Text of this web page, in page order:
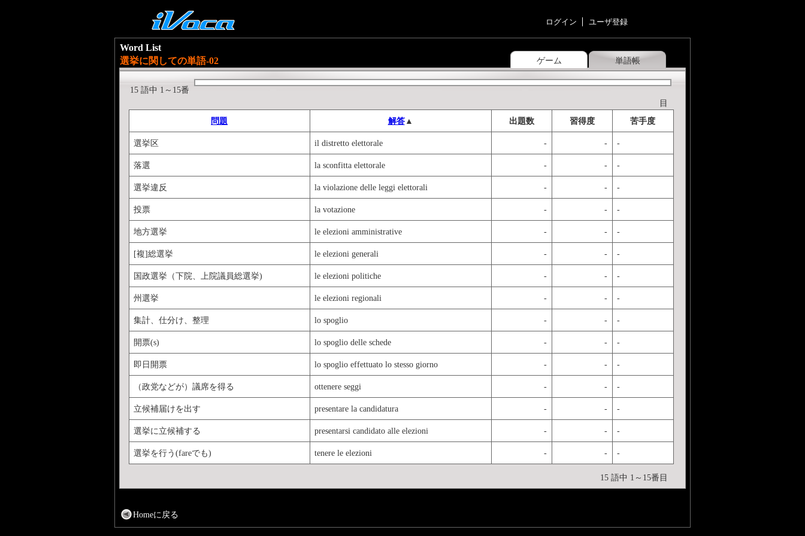
ログイン ユーザ登録
ゲーム 単語帳
Word List
選挙に関しての単語-02
15 語中 1～15番
目
問題
解答▲ 出題数 習得度 苦手度
選挙区 il distretto elettorale - - -
落選 la sconfitta elettorale - - -
選挙違反 la violazione delle leggi elettorali - - -
投票 la votazione - - -
地方選挙 le elezioni amministrative - - -
[複]総選挙 le elezioni generali - - -
国政選挙（下院、上院議員総選挙) le elezioni politiche - - -
州選挙 le elezioni regionali - - -
集計、仕分け、整理 lo spoglio - - -
開票(s) lo spoglio delle schede - - -
即日開票 lo spoglio effettuato lo stesso giorno - - -
（政党などが）議席を得る ottenere seggi - - -
立候補届けを出す presentare la candidatura - - -
選挙に立候補する presentarsi candidato alle elezioni - - -
選挙を行う(fareでも) tenere le elezioni - - -
15 語中 1～15番目
Homeに戻る